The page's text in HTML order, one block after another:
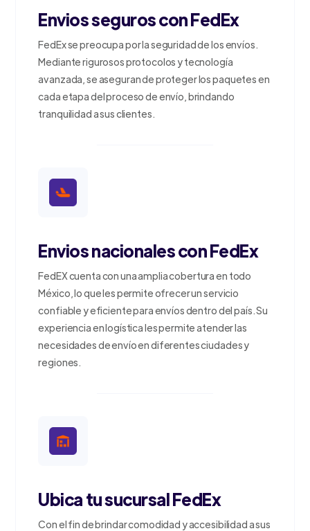
Envios seguros con FedEx
FedEx se preocupa por la seguridad de los envíos.
Mediante rigurosos protocolos y tecnología
avanzada, se aseguran de proteger los paquetes en
cada etapa del proceso de envío, brindando
tranquilidad a sus clientes.
Envios nacionales con FedEx
FedEX cuenta con una amplia cobertura en todo
México, lo que les permite ofrecer un servicio
confiable y eficiente para envíos dentro del país. Su
experiencia en logística les permite atender las
necesidades de envío en diferentes ciudades y
regiones.
Ubica tu sucursal FedEx
Con el fin de brindar comodidad y accesibilidad a sus